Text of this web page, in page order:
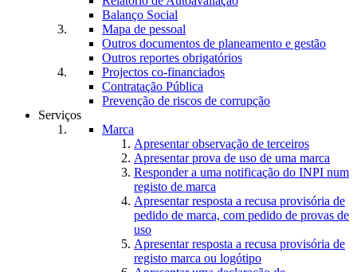
Balanço Social
Mapa de pessoal
Outros documentos de planeamento e gestão
Outros reportes obrigatórios
Projectos co-financiados
Contratação Pública
Prevenção de riscos de corrupção
Serviços
Marca
Apresentar observação de terceiros
Apresentar prova de uso de uma marca
Responder a uma notificação do INPI num
registo de marca
Apresentar resposta a recusa provisória de
pedido de marca, com pedido de provas de
uso
Apresentar resposta a recusa provisória de
registo marca ou logótipo